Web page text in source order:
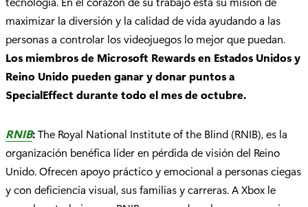
maximizar la diversión y la calidad de vida ayudando a las
personas a controlar los videojuegos lo mejor que puedan.
Los miembros de Microsoft Rewards en Estados Unidos y
Reino Unido pueden ganar y donar puntos a
SpecialEffect durante todo el mes de octubre.
RNIB:The Royal National Institute of the Blind (RNIB), es la
organización benéfica líder en pérdida de visión del Reino
Unido. Ofrecen apoyo práctico y emocional a personas ciegas
y con deficiencia visual, sus familias y carreras. A Xbox le